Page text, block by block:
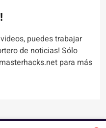
puedes trabajar
de noticias! Sólo
para más